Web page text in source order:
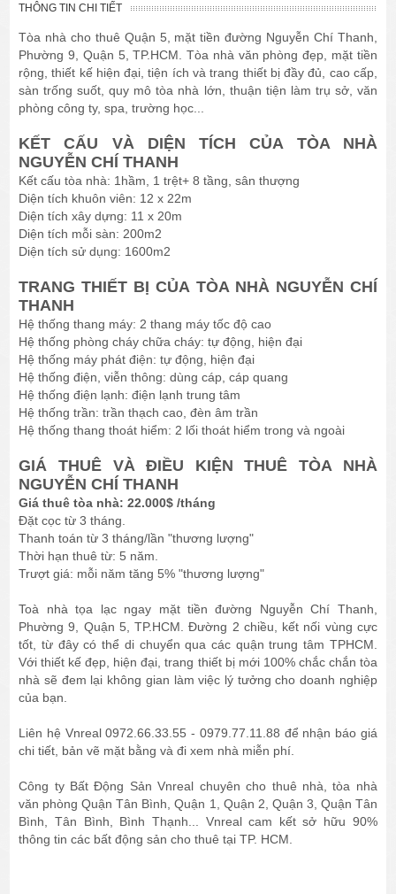
THÔNG TIN CHI TIẾT
Tòa nhà cho thuê Quận 5, mặt tiền đường Nguyễn Chí Thanh,
Phường 9, Quận 5, TP.HCM. Tòa nhà văn phòng đẹp, mặt tiền
rộng, thiết kế hiện đại, tiện ích và trang thiết bị đầy đủ, cao cấp,
sàn trống suốt, quy mô tòa nhà lớn, thuận tiện làm trụ sở, văn
phòng công ty, spa, trường học...
KẾT CẤU VÀ DIỆN TÍCH CỦA TÒA NHÀ
NGUYỄN CHÍ THANH
Kết cấu tòa nhà: 1hầm, 1 trệt+ 8 tầng, sân thượng
Diện tích khuôn viên: 12 x 22m
Diện tích xây dựng: 11 x 20m
Diện tích mỗi sàn: 200m2
Diện tích sử dụng: 1600m2
TRANG THIẾT BỊ CỦA TÒA NHÀ NGUYỄN CHÍ
THANH
Hệ thống thang máy: 2 thang máy tốc độ cao
Hệ thống phòng cháy chữa cháy: tự động, hiện đại
Hệ thống máy phát điện: tự động, hiện đại
Hệ thống điện, viễn thông: dùng cáp, cáp quang
Hệ thống điện lạnh: điện lạnh trung tâm
Hệ thống trần: trần thạch cao, đèn âm trần
Hệ thống thang thoát hiểm: 2 lối thoát hiểm trong và ngoài
GIÁ THUÊ VÀ ĐIỀU KIỆN THUÊ TÒA NHÀ
NGUYỄN CHÍ THANH
Giá thuê tòa nhà: 22.000$ /tháng
Đặt cọc từ 3 tháng.
Thanh toán từ 3 tháng/lần "thương lượng"
Thời hạn thuê từ: 5 năm.
Trượt giá: mỗi năm tăng 5% "thương lượng"
Toà nhà tọa lạc ngay mặt tiền đường Nguyễn Chí Thanh,
Phường 9, Quận 5, TP.HCM. Đường 2 chiều, kết nối vùng cực
tốt, từ đây có thể di chuyển qua các quận trung tâm TPHCM.
Với thiết kế đẹp, hiện đại, trang thiết bị mới 100% chắc chắn tòa
nhà sẽ đem lại không gian làm việc lý tưởng cho doanh nghiệp
của bạn.
Liên hệ Vnreal 0972.66.33.55 - 0979.77.11.88 để nhận báo giá
chi tiết, bản vẽ mặt bằng và đi xem nhà miễn phí.
Công ty Bất Động Sản Vnreal chuyên cho thuê nhà, tòa nhà
văn phòng Quận Tân Bình, Quận 1, Quận 2, Quận 3, Quận Tân
Bình, Tân Bình, Bình Thạnh... Vnreal cam kết sở hữu 90%
thông tin các bất động sản cho thuê tại TP. HCM.